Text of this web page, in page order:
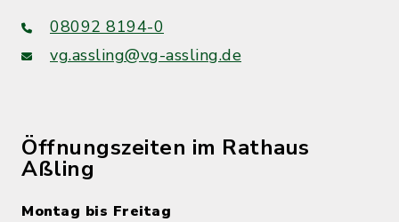
08092 8194-0
vg.assling@vg-assling.de
Öffnungszeiten im Rathaus
Aßling
Montag bis Freitag